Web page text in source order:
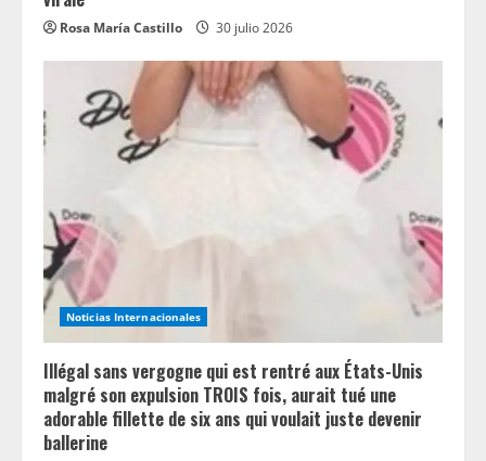
Rosa María Castillo 30 julio 2026
Noticias Internacionales
Illégal sans vergogne qui est rentré aux États-Unis
malgré son expulsion TROIS fois, aurait tué une
adorable fillette de six ans qui voulait juste devenir
ballerine